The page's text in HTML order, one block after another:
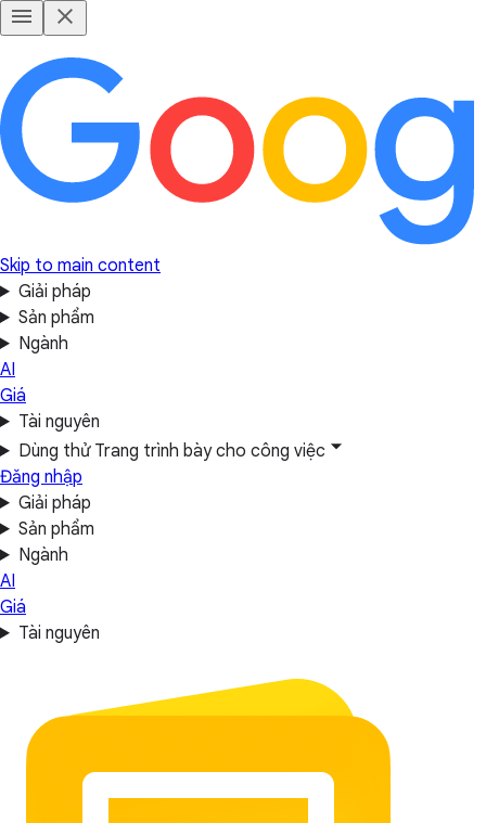
Skip to main content
Giải pháp
Sản phẩm
Ngành
AI
Giá
Tài nguyên
Dùng thử Trang trình bày cho công việc
Đăng nhập
Giải pháp
Sản phẩm
Ngành
AI
Giá
Tài nguyên